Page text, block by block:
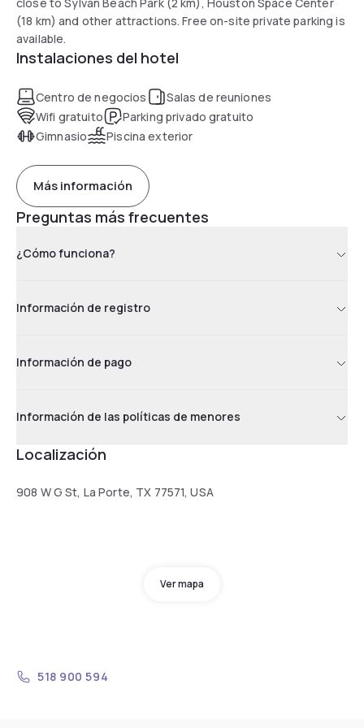
(18 km) and other attractions. Free on-site private parking is
available.
Instalaciones del hotel
Centro de negocios
Salas de reuniones
Wifi gratuito
Parking privado gratuito
Gimnasio
Piscina exterior
Más información
Preguntas más frecuentes
¿Cómo funciona?
Información de registro
Información de pago
Información de las políticas de menores
Localización
908 W G St, La Porte, TX 77571, USA
Ver mapa
518 900 594